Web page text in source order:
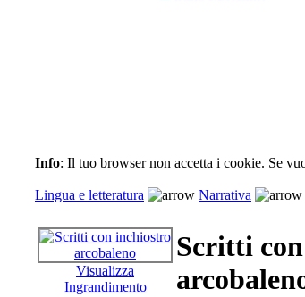
Chiama per il Prezzo
Meccanica dei
€ 15,00
Il disegno dei
Info: Il tuo browser non accetta i cookie. Se
Lingua e letteratura Narrativa
Visualizza
Ingrandimento
Scritti